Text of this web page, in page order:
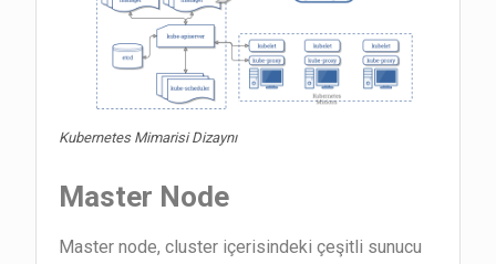
Kubernetes Mimarisi Dizaynı
Master Node
Master node, cluster içerisindeki çeşitli sunucu